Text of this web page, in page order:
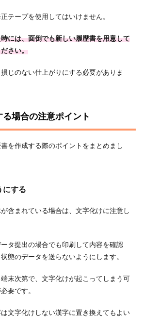
テープを使用してはいけません。
には、面倒でも新しい履歴書を用意して
さい。
じのない仕上がりにする必要がありま
場合の注意ポイント
を作成する際のポイントをまとめまし
にする
含まれている場合は、文字化けに注意し
タ提出の場合でも印刷して内容を確認
態のデータを送らないようにします。
末次第で、文字化けが起こってしまう可
要です。
文字化けしない漢字に置き換えてもよい